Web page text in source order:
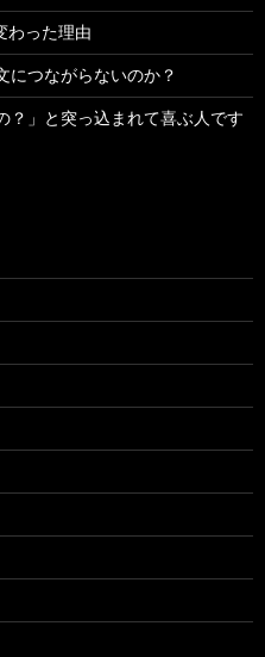
わった理由
につながらないのか？
？」と突っ込まれて喜ぶ人です